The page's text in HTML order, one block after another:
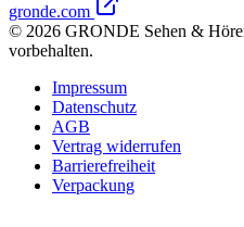
gronde.com
© 2026 GRONDE Sehen &
vorbehalten.
Impressum
Datenschutz
AGB
Vertrag widerrufen
Barrierefreiheit
Verpackung